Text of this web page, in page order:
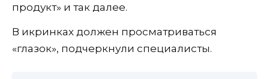
продукт» и так далее.
В икринках должен просматриваться
«глазок», подчеркнули специалисты.